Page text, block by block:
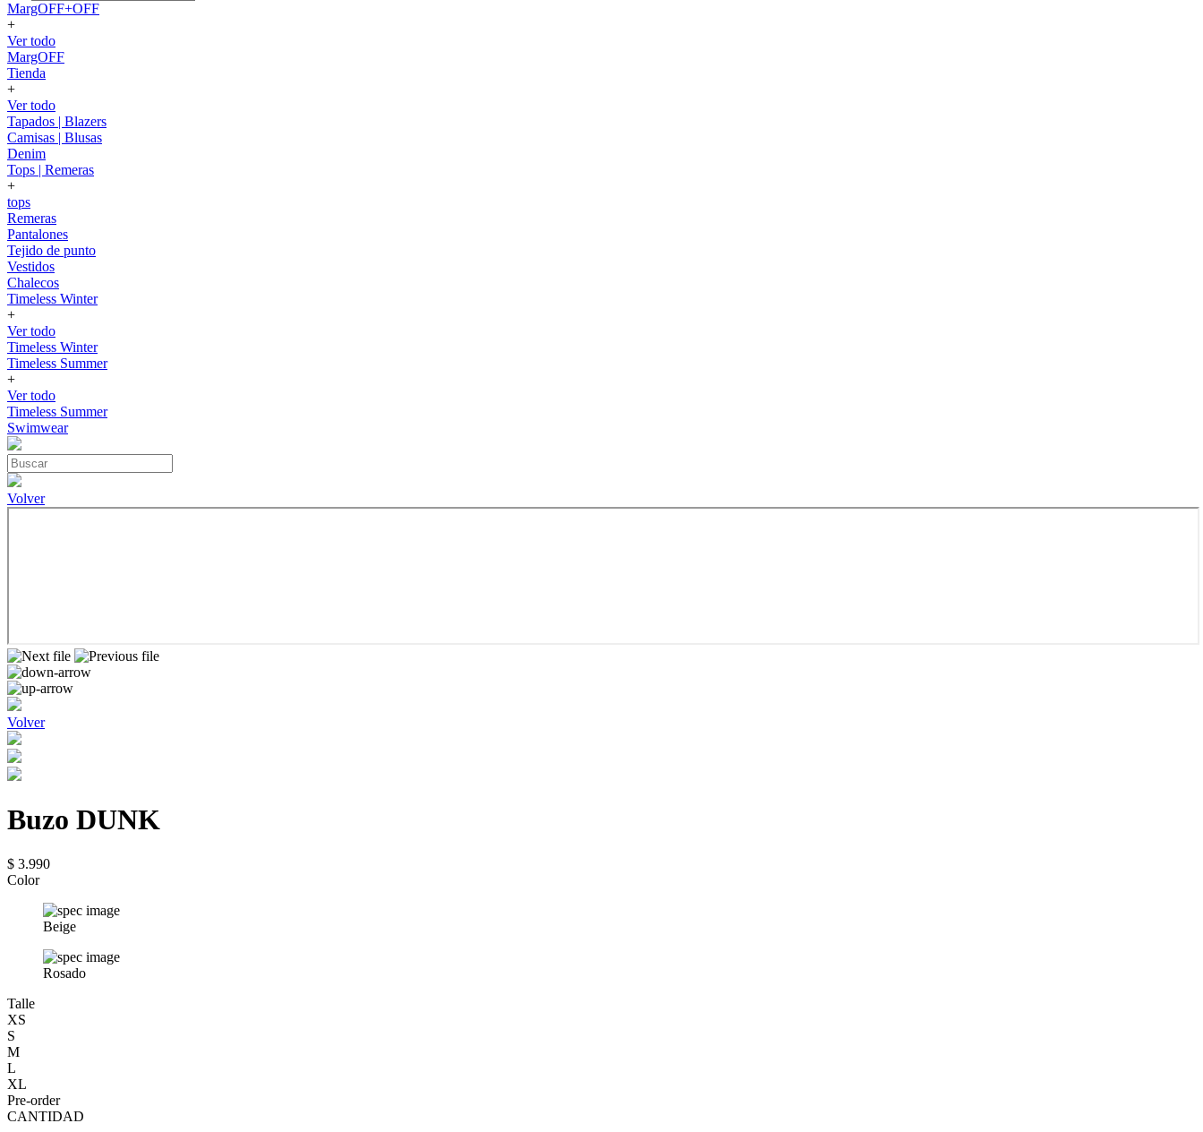
MargOFF+OFF
+
Ver todo
MargOFF
Tienda
+
Ver todo
Tapados | Blazers
Camisas | Blusas
Denim
Tops | Remeras
+
tops
Remeras
Pantalones
Tejido de punto
Vestidos
Chalecos
Timeless Winter
+
Ver todo
Timeless Winter
Timeless Summer
+
Ver todo
Timeless Summer
Swimwear
Volver
Volver
Buzo DUNK
$ 3.990
Color
Beige
Rosado
Talle
XS
S
M
L
XL
Pre-order
CANTIDAD